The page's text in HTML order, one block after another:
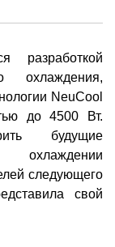
разработкой
охлаждения,
NeuCool
до 4500 Вт.
будущие
охлаждении
следующего
свой